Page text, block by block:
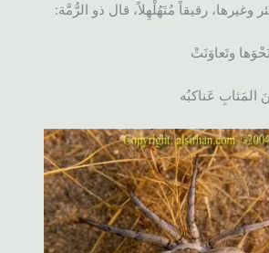
وغيرها، رقيقاً مُتَهُلْهِلاً، قال ذو الرُّمَّة:
وتَعاوَنَتْ
المَثابِ عَناكبُه